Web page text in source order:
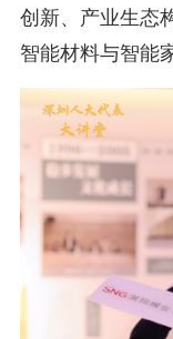
创新、产业生态
智能材料与智能